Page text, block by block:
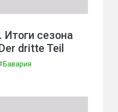
Итоги сезона
dritte Teil
Бавария